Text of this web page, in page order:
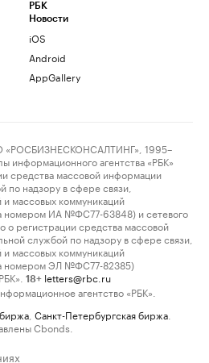
РБК
Новости
iOS
Android
AppGallery
1995–
информационного агентства «РБК»
средства массовой информации
по надзору в сфере связи,
массовых коммуникаций
номером ИА №ФС77-63848) и сетевого
о регистрации средства массовой
службой по надзору в сфере связи,
массовых коммуникаций
номером ЭЛ №ФС77-82385)
18+ letters@rbc.ru
агентство «РБК».
Санкт-Петербургская биржа
Cbonds.